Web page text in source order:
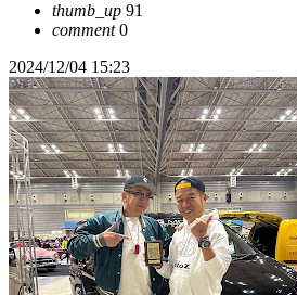
thumb_up 91
comment0
2024/12/04 15:23